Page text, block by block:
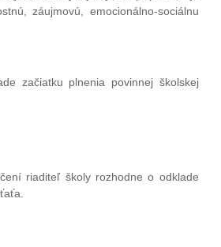
záujmovú, emocionálno-sociálnu
začiatku plnenia povinnej školskej
riaditeľ školy rozhodne o odklade